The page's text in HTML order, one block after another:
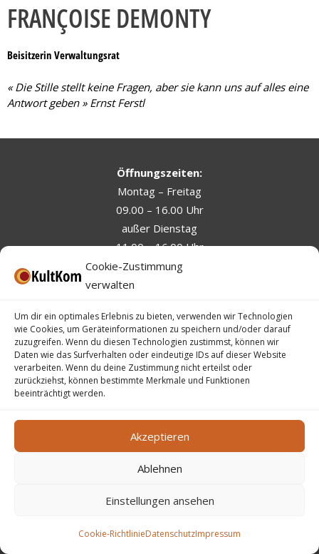
Cookie-Zustimmung
verwalten
Um dir ein optimales Erlebnis zu bieten, verwenden wir Technologien
wie Cookies, um Geräteinformationen zu speichern und/oder darauf
zuzugreifen. Wenn du diesen Technologien zustimmst, können wir
Daten wie das Surfverhalten oder eindeutige IDs auf dieser Website
verarbeiten. Wenn du deine Zustimmung nicht erteilst oder
zurückziehst, können bestimmte Merkmale und Funktionen
beeinträchtigt werden.
Akzeptieren
Ablehnen
Einstellungen ansehen
Cookie-RichtlinieDatenschutzImpressum
FRANÇOISE DEMONTY
Beisitzerin Verwaltungsrat
« Die Stille stellt keine Fragen, aber sie kann uns auf alles eine
Antwort geben » Ernst Ferstl
Öffnungszeiten:
Montag – Freitag
09.00 – 16.00 Uhr
außer Dienstag
11.00 – 16.00 Uhr
KultKom – Kgl. Kulturelles Komitee der Stadt Eupen VoG
Neustraße 86, 4700 Eupen
+32 (0)87 / 74 00 28–info@kultkom.be
Newsletter